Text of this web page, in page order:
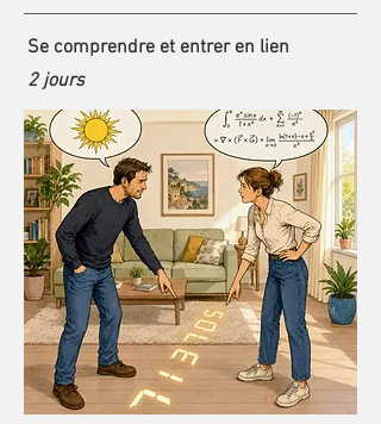
Se comprendre et entrer en lien
2 jours